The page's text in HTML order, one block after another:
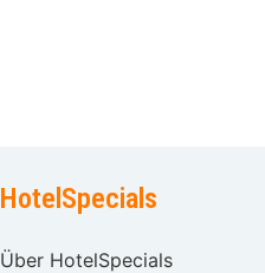
HotelSpecials
Über HotelSpecials